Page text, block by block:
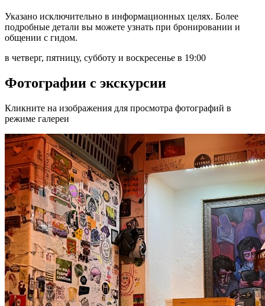
Указано исключительно в информационных целях. Более
подробные детали вы можете узнать при бронировании и
общении с гидом.
в четверг, пятницу, субботу и воскресенье в 19:00
Фотографии с экскурсии
Кликните на изображения для просмотра фотографий в
режиме галереи